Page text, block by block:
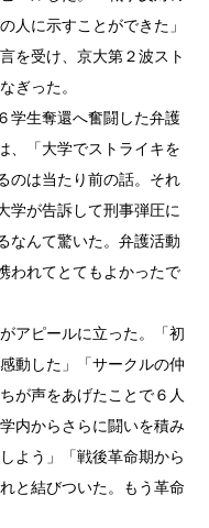
に示すことができた」
を受け、京大第２波スト
ぎった。
学生奪還へ奮闘した弁護
、「大学でストライキを
のは当たり前の話。それ
学が告訴して刑事弾圧に
なんて驚いた。弁護活動
われてとてもよかったで
アピールに立った。「初
動した」「サークルの仲
が声をあげたことで６人
内からさらに闘いを積み
よう」「戦後革命期から
と結びついた。もう革命